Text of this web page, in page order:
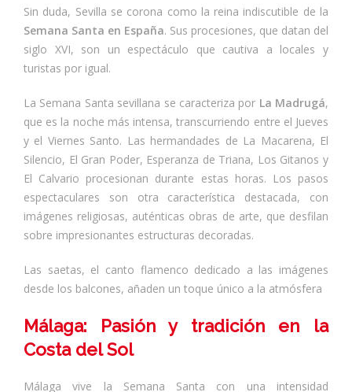
Sin duda, Sevilla se corona como la reina indiscutible de la
Semana Santa en España. Sus procesiones, que datan del
siglo XVI, son un espectáculo que cautiva a locales y
turistas por igual.
La Semana Santa sevillana se caracteriza por La Madrugá,
que es la noche más intensa, transcurriendo entre el Jueves
y el Viernes Santo. Las hermandades de La Macarena, El
Silencio, El Gran Poder, Esperanza de Triana, Los Gitanos y
El Calvario procesionan durante estas horas. Los pasos
espectaculares son otra característica destacada, con
imágenes religiosas, auténticas obras de arte, que desfilan
sobre impresionantes estructuras decoradas.
Las saetas, el canto flamenco dedicado a las imágenes
desde los balcones, añaden un toque único a la atmósfera
Málaga: Pasión y tradición en la
Costa del Sol
Málaga vive la Semana Santa con una intensidad